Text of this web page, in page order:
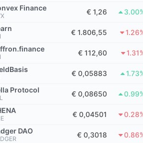
de gemeenschap
Altcoin
20 Index
Finance € 1,26
€ 1.806,55
€ 112,60
€ 0,05883
Protocol € 0,08650
€ 0,04501
DAO € 0,3018